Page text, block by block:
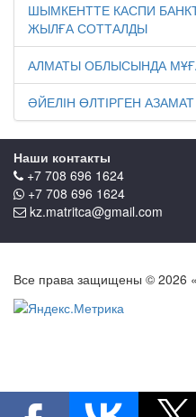
ШЫМКЕНТТЕ КАСПИ
ЖЫЛҒА СОТТАЛДЫ
АЛМАТЫ ОБЛЫСЫНДА
ӘЙЕЛІН ӨЛТІРГЕН
Наши контакты
+7 708 696 1624
+7 708 696 1624
kz.matritca@gmail.com
Все права защищены © 2026